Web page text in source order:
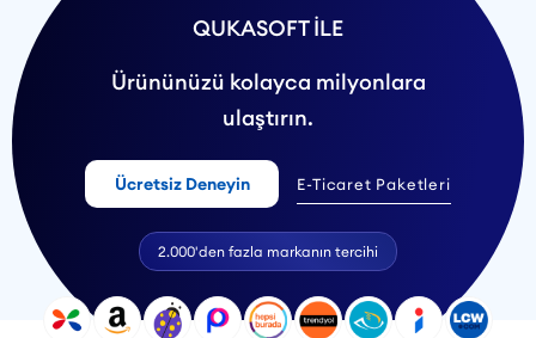
QUKASOFT İLE
Ürününüzü kolayca milyonlara
ulaştırın.
Ücretsiz Deneyin E-Ticaret Paketleri
2.000'den fazla markanın tercihi